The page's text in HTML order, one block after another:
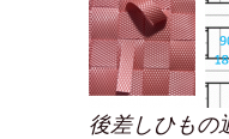
後差しひもの